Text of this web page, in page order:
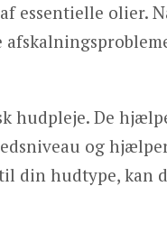
essentielle olier.
hudpleje. De
og
din hudtype, kan